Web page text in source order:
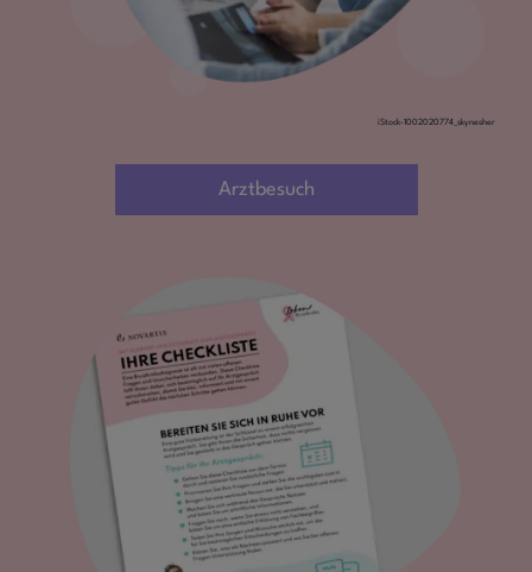
iStock-1002020774_skynesher
Arztbesuch